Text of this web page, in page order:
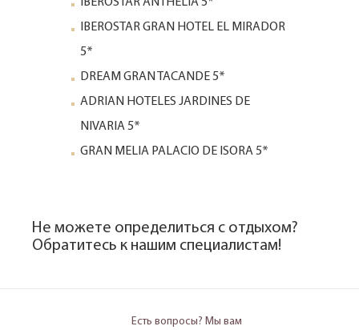
IBEROSTAR GRAN HOTEL EL MIRADOR
5*
DREAM GRAN TACANDE 5*
ADRIAN HOTELES JARDINES DE
NIVARIA 5*
GRAN MELIA PALACIO DE ISORA 5*
Не можете определиться с отдыхом?
Обратитесь к нашим специалистам!
Есть вопросы? Мы вам